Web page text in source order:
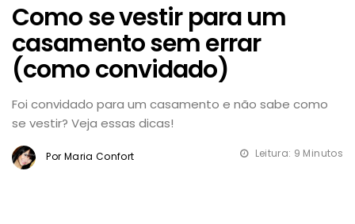
Como se vestir para um
casamento sem errar
(como convidado)
Foi convidado para um casamento e não sabe como
se vestir? Veja essas dicas!
Por Maria Confort Leitura: 9 Minutos